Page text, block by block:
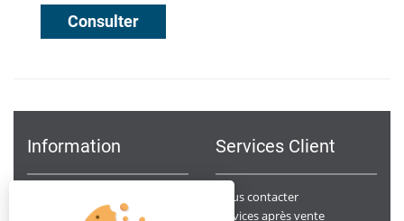
Consulter
Information
Points de ventes
Services Client
Nous contacter
Services après vente